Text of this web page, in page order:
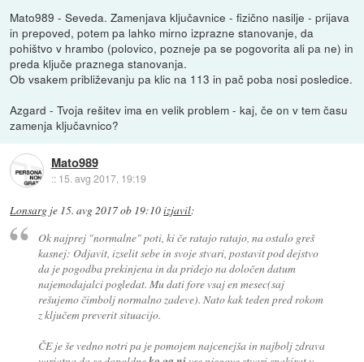
Mato989 - Seveda. Zamenjava ključavnice - fizično nasilje - prijava
in prepoved, potem pa lahko mirno izprazne stanovanje, da
pohištvo v hrambo (polovico, pozneje pa se pogovorita ali pa ne) in
preda ključe praznega stanovanja.
Ob vsakem približevanju pa klic na 113 in pač poba nosi posledice.
Azgard - Tvoja rešitev ima en velik problem - kaj, če on v tem času
zamenja ključavnico?
Mato989
:: 15. avg 2017, 19:19
Lonsarg je 15. avg 2017 ob 19:10izjavil:
Ok najprej "normalne" poti, ki če ratajo ratajo, na ostalo greš
kasnej: Odjavit, izselit sebe in svoje stvari, postavit pod dejstvo
da je pogodba prekinjena in da pridejo na določen datum
najemodajalci pogledat. Mu dati fore vsaj en mesec(saj
rešujemo čimbolj normalno zadeve). Nato kak teden pred rokom
z ključem preverit situacijo.
ČE je še vedno notri pa je pomojem najcenejša in najbolj zdrava